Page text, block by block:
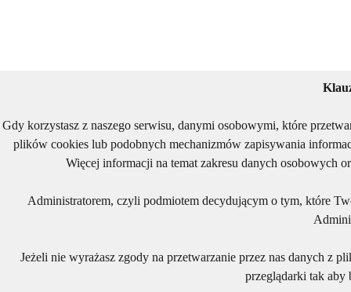
Gdy korzystasz z naszego serwisu, danymi osobowymi, które
plików cookies lub podobnych mechanizmów zapisywania
Więcej informacji na temat zakresu danych osobowych
Administratorem, czyli podmiotem decydującym o tym, które
Jeżeli nie wyrażasz zgody na przetwarzanie przez nas danych z
przeglądarki tak aby